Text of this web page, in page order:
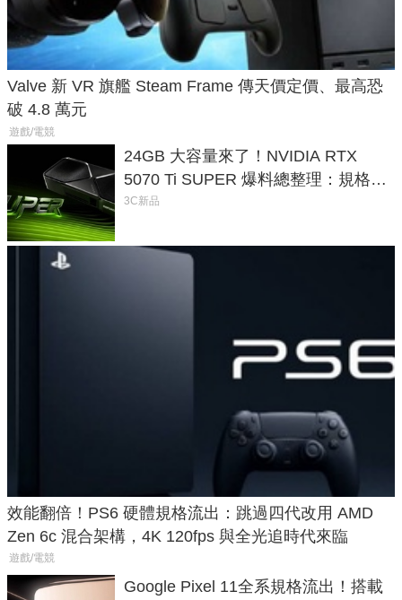
Valve 新 VR 旗艦 Steam Frame 傳天價定價、最高恐
破 4.8 萬元
遊戲/電競
24GB 大容量來了！NVIDIA RTX
5070 Ti SUPER 爆料總整理：規格、
功耗、上市時間
3C新品
效能翻倍！PS6 硬體規格流出：跳過四代改用 AMD
Zen 6c 混合架構，4K 120fps 與全光追時代來臨
遊戲/電競
Google Pixel 11全系規格流出！搭載